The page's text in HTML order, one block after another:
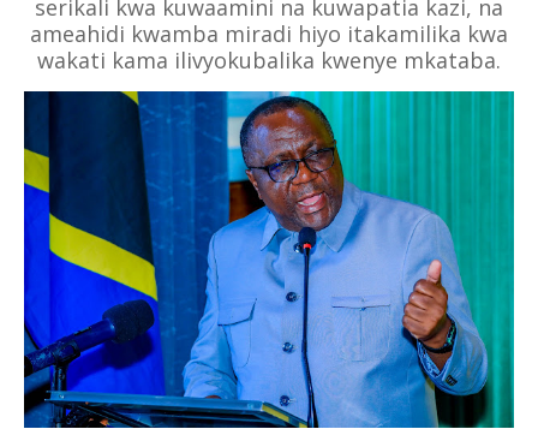
serikali kwa kuwaamini na kuwapatia kazi, na
ameahidi kwamba miradi hiyo itakamilika kwa
wakati kama ilivyokubalika kwenye mkataba.